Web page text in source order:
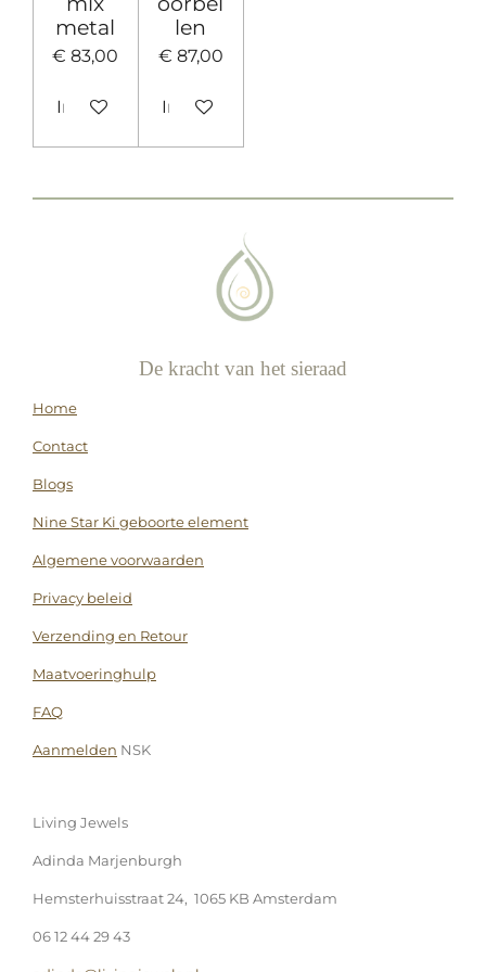
metal
€ 83,00
In winkelwagen
len
€ 87,00
In winkelwagen
De kracht van het sieraad
Home
Contact
Blogs
Nine Star Ki geboorte element
Algemene voorwaarden
Privacy beleid
Verzending en Retour
Maatvoeringhulp
FAQ
Aanmelden NSK
Living Jewels
Adinda Marjenburgh
Hemsterhuisstraat 24, 1065 KB Amsterdam
06 12 44 29 43